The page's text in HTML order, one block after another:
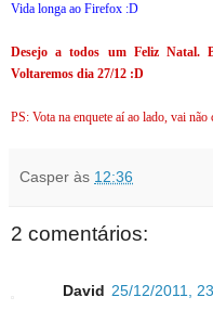
Vida longa ao Firefox :D
Desejo a todos um Feliz Natal.
Voltaremos dia 27/12 :D
PS: Vota na enquete aí ao lado, vai
Casper às 12:36
2 comentários:
David 25/12/2011,